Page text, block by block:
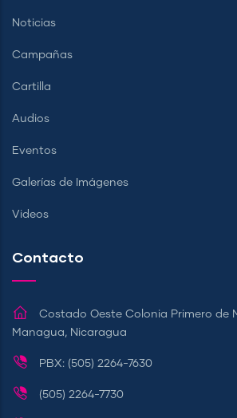
Noticias
Campañas
Cartilla
Audios
Eventos
Galerías de Imágenes
Videos
Contacto
Costado Oeste Colonia Primero de
Managua, Nicaragua
PBX: (505) 2264-7630
(505) 2264-7730